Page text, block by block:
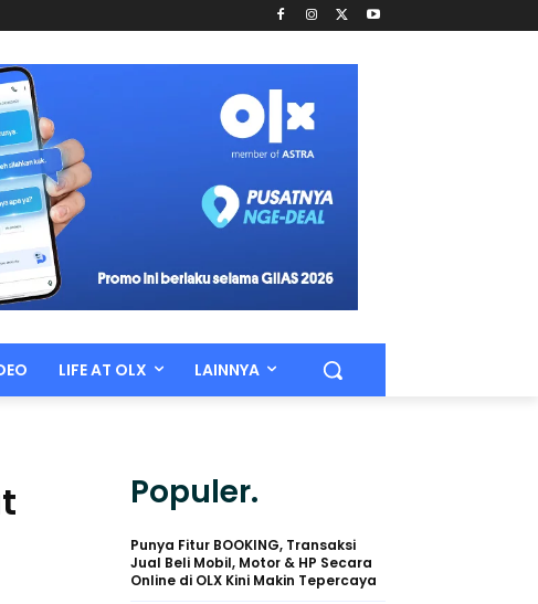
LIFE AT OLX LAINNYA
Populer.
Punya Fitur BOOKING, Transaksi
Jual Beli Mobil, Motor & HP Secara
Online di OLX Kini Makin Tepercaya